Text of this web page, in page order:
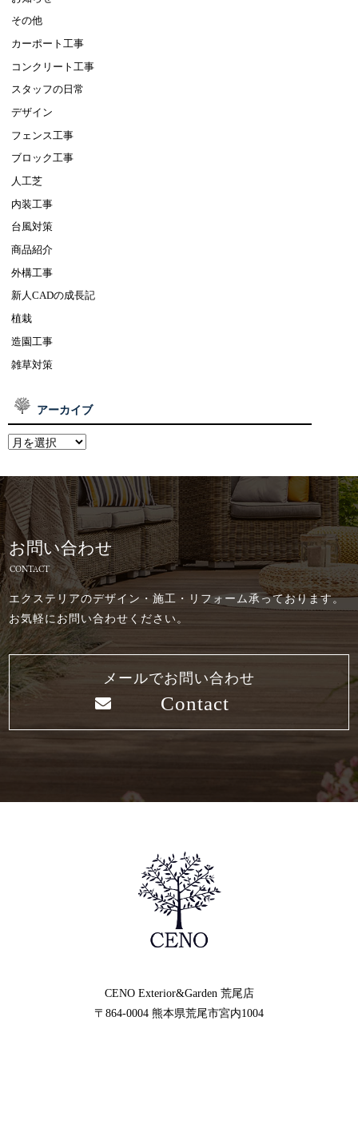
その他
カーポート工事
コンクリート工事
スタッフの日常
デザイン
フェンス工事
ブロック工事
人工芝
内装工事
台風対策
商品紹介
外構工事
新人CADの成長記
植栽
造園工事
雑草対策
アーカイブ
お問い合わせ
CONTACT
エクステリアのデザイン・施工・リフォーム承っております。
お気軽にお問い合わせください。
メールでお問い合わせ
Contact
CENO Exterior&Garden荒尾店
〒864-0004 熊本県荒尾市宮内1004